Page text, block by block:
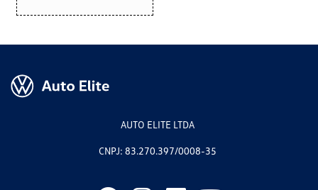
AUTO ELITE LTDA
CNPJ: 83.270.397/0008-35